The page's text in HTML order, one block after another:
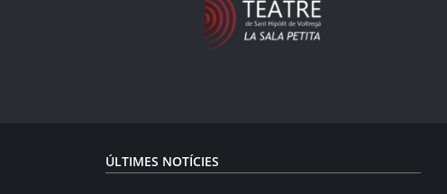
ÚLTIMES NOTÍCIES